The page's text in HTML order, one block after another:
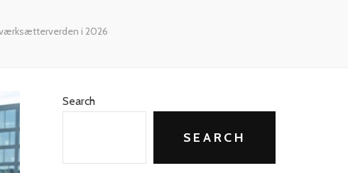
i 2026
Search
SEARCH